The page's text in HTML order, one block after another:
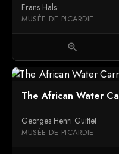
Frans Hals
MUSÉE DE PICARDIE
zoom_in
The African Water
Georges Henri Guittet
MUSÉE DE PICARDIE